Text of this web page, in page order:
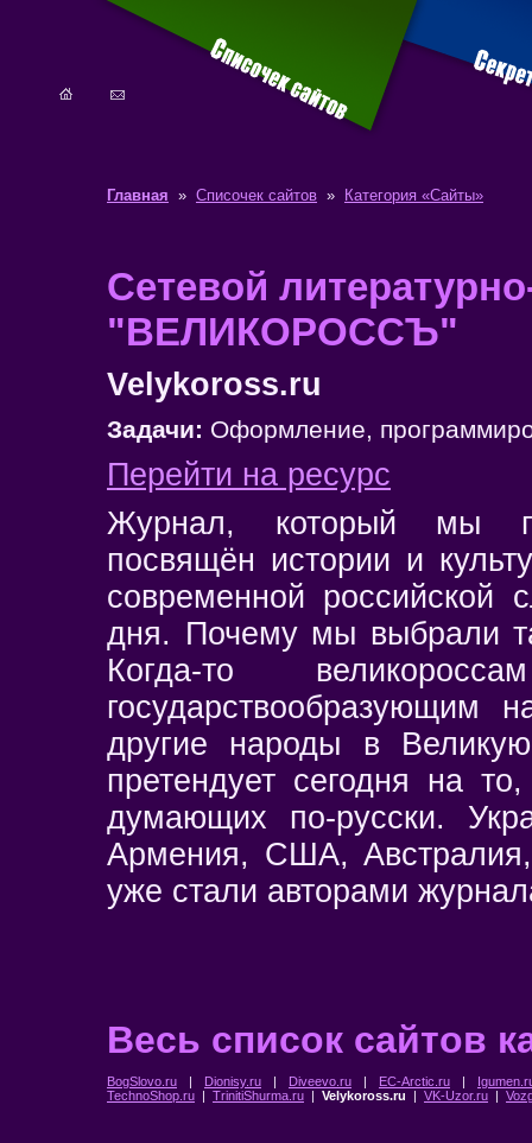
Главная » Списочек сайтов » Категория «Сайты»
Сетевой
"ВЕЛИКОРОССЪ"
Velykoross.ru
Задачи: Оформление,
Перейти на ресурс
Журнал, который мы
посвящён истории и
современной российской
дня. Почему мы выбрали
Когда-то
государствообразующим
другие народы в
претендует сегодня на
думающих по-русски.
Армения, США, Австралия,
уже стали авторами
Весь список сайтов
BogSlovo.ru | Dionisy.ru | Diveevo.ru | EC-Arctic.ru |
TechnoShop.ru | TrinitiShurma.ru | Velykoross.ru | VK-Uzor.ru |